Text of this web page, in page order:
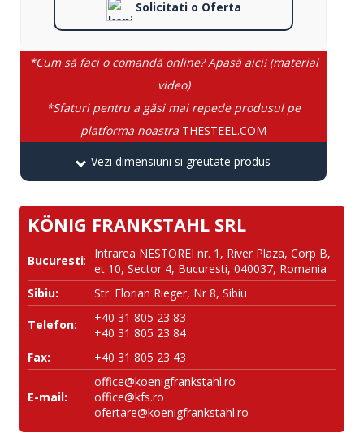
Solicitati o Oferta
*Cum să faci o comandă online? Apasă aici! (material
video)
*Sfaturi pentru a găsi mai repede produsul pe
platforma noastra THESTEEL.COM
Vezi dimensiuni si greutate produs
KÖNIG FRANKSTAHL SRL
Bucuresti:
Intrarea NESTOREI nr. 1, River Plaza, Corp B,
et 10, Sector 4, Bucuresti, 040037, Romania
Sibiu:
Str. Florian Rieger, Nr 8, Sibiu
Telefon:
+40 31 805 23 83
+40 31 805 23 84
Fax:
+40 31 805 23 43
E-mail:
office@koenigfrankstahl.ro
office@kfs.ro
ofertare@koenigfrankstahl.ro